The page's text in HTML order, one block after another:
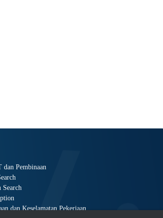
Pembinaan
dan Keselamatan Pekerjaan